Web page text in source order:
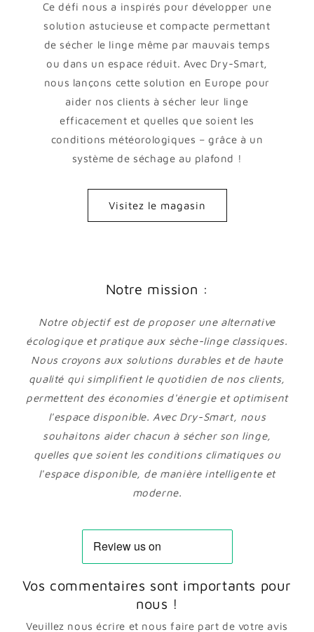
Ce défi nous a inspirés pour développer une
solution astucieuse et compacte permettant
de sécher le linge même par mauvais temps
ou dans un espace réduit. Avec Dry-Smart,
nous lançons cette solution en Europe pour
aider nos clients à sécher leur linge
efficacement et quelles que soient les
conditions météorologiques – grâce à un
système de séchage au plafond !
Visitez le magasin
Notre mission :
Notre objectif est de proposer une alternative
écologique et pratique aux sèche-linge classiques.
Nous croyons aux solutions durables et de haute
qualité qui simplifient le quotidien de nos clients,
permettent des économies d'énergie et optimisent
l'espace disponible. Avec Dry-Smart, nous
souhaitons aider chacun à sécher son linge,
quelles que soient les conditions climatiques ou
l'espace disponible, de manière intelligente et
moderne.
Vos commentaires sont importants pour
nous !
Veuillez nous écrire et nous faire part de votre avis